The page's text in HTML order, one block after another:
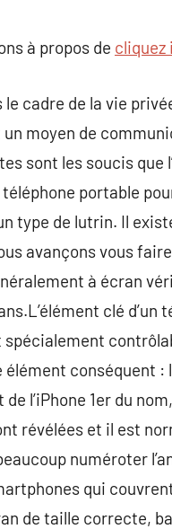
à propos de cliquez
le cadre de la vie
moyen de
sont les soucis que
téléphone portable
type de lutrin. Il
avançons vous
à écran
clé
spécialement
conséquent :
l’iPhone 1er du
révélées et il est
numéroter
qui
de taille correcte,